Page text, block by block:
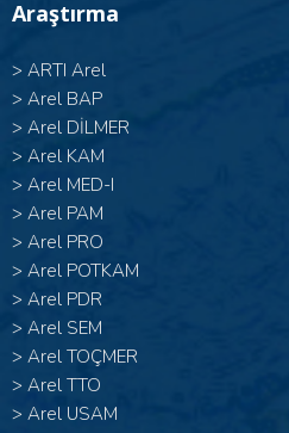
Araştırma
> ARTI Arel
> Arel BAP
> Arel DİLMER
> Arel KAM
> Arel MED-I
> Arel PAM
> Arel PRO
> Arel POTKAM
> Arel PDR
> Arel SEM
> Arel TOÇMER
> Arel TTO
> Arel USAM